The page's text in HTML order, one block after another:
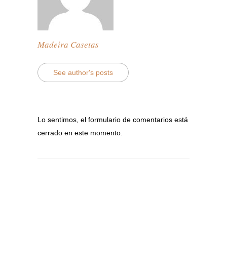
Madeira Casetas
See author's posts
Lo sentimos, el formulario de comentarios está
cerrado en este momento.